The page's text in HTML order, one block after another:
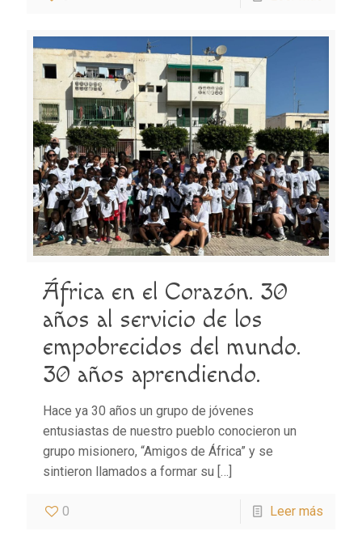
África en el Corazón. 30
años al servicio de los
empobrecidos del mundo.
30 años aprendiendo.
Hace ya 30 años un grupo de jóvenes
entusiastas de nuestro pueblo conocieron un
grupo misionero, “Amigos de África” y se
sintieron llamados a formar su […]
0 Leer más